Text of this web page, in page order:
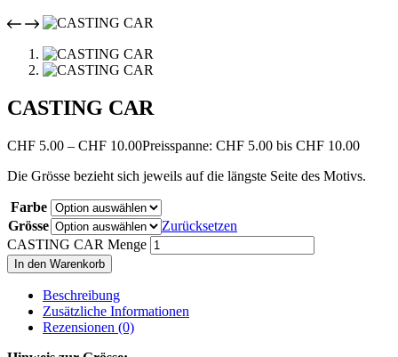
CASTING CAR
CHF 5.00 – CHF 10.00Preisspanne: CHF 5.00 bis CHF 10.00
Die Grösse bezieht sich jeweils auf die längste Seite des Motivs.
Farbe
Grösse
Zurücksetzen
CASTING CAR Menge
In den Warenkorb
Beschreibung
Zusätzliche Informationen
Rezensionen (0)